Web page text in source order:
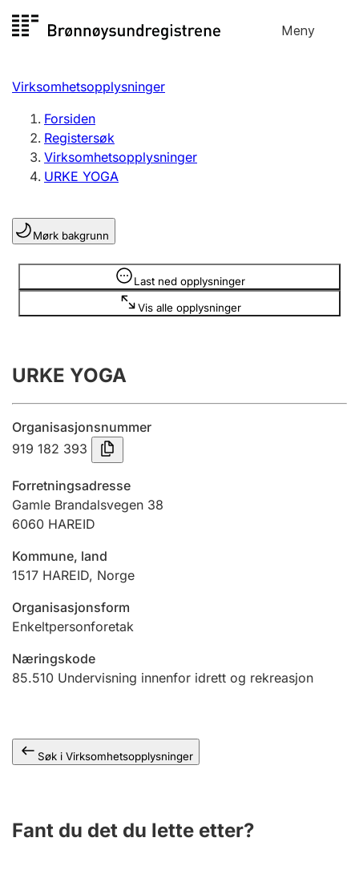
til
Meny
Registersøk
Aksjeselskap
Enkeltpersonforetak
Registrere, endre, slette
Lag og forening
Registrere, endre, slette
Årsregnskap
Innsending og forsinkelsesgebyr
Tinglysing
Jeger
Ektepaktveileder
Offentlig sektor
Virksomhetsopplysninger
Forsiden
Registersøk
Virksomhetsopplysninger
URKE YOGA
Mørk bakgrunn
Last ned opplysninger
Vis alle opplysninger
Opplysninger er skjult
URKE YOGA
Organisasjonsnummer
919 182 393
Forretningsadresse
Gamle Brandalsvegen 38
6060 HAREID
Kommune, land
1517 HAREID, Norge
Organisasjonsform
Enkeltpersonforetak
Næringskode
85.510 Undervisning innenfor idrett og rekreasjon
Søk i Virksomhetsopplysninger
Fant du det du lette etter?